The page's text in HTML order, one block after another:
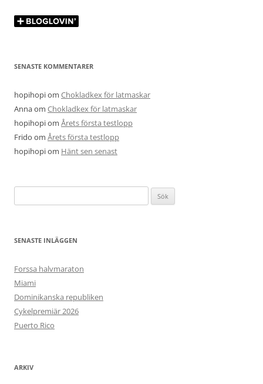
SENASTE KOMMENTARER
hopihopiom Chokladkex för latmaskar
Annaom Chokladkex för latmaskar
hopihopiom Årets första testlopp
Frido om Årets första testlopp
hopihopiom Hänt sen senast
efter:
SENASTE INLÄGGEN
Forssa halvmaraton
Miami
Dominikanska republiken
Cykelpremiär 2026
Puerto Rico
ARKIV